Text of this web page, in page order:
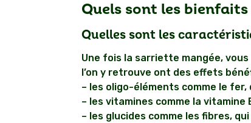
Quels sont les
Quelles sont les
Une fois la sarriette mangée,
l’on y retrouve ont des effets
– les oligo-éléments comme le
– les vitamines comme la
– les glucides comme les fibres,